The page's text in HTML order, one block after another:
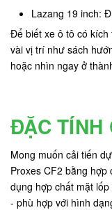
Lazang 19 inch:
Để biết xe ô tô có
vài vị trí như sách
hoặc nhìn ngay ở
ĐẶC TÍNH
Mong muốn cải tiến
Proxes CF2 bằng
dụng hợp chất mặt
- phù hợp với hình